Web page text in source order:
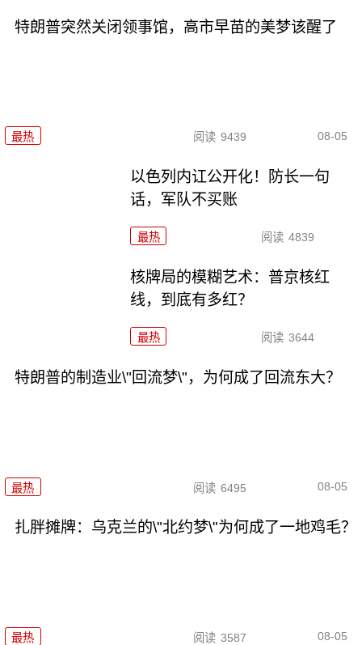
特朗普突然关闭领事馆，高市早苗的美梦该醒了
最热 阅读 9439 08-05
以色列内讧公开化！防长一句
话，军队不买账
最热 阅读 4839
核牌局的模糊艺术：普京核红
线，到底有多红？
最热 阅读 3644
特朗普的制造业\"回流梦\"，为何成了回流东大？
最热 阅读 6495 08-05
扎胖摊牌：乌克兰的\"北约梦\"为何成了一地鸡毛？
最热 阅读 3587 08-05